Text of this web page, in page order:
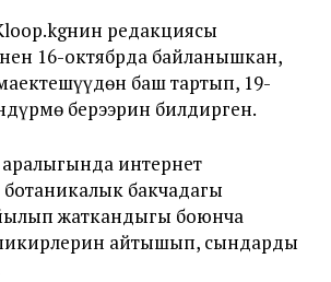
редакциясы
16-октябрда байланышкан,
баш тартып, 19-
берээрин билдирген.
интернет
бакчадагы
жаткандыгы боюнча
айтышып, сындарды